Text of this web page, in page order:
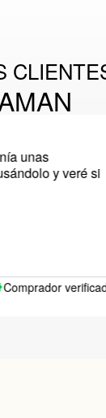
y veré si
verificado